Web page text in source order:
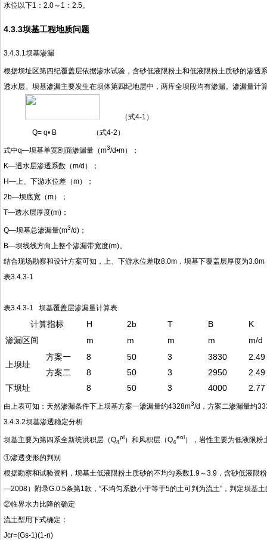
水位以下1：2.0～1：2.5。
4.3.3坝基工程地质问题
3.4.3.1坝基渗漏
根据坝址区第四纪覆盖层依据渗水试验，含砂低液限粉土和低液限粉土质砂的渗透
透水层。坝基渗漏主要发生在坝体第四纪地层中，两库全坝段均有渗漏。渗漏量计
（式4-1）
Q= q• B （式4-2）
式中q—坝基单宽剖面渗漏量（m3/d•m）；
K—透水层渗透系数（m/d）；
H—上、下游水位差（m）；
2b—坝底宽（m）；
T—透水层厚度(m)；
Q—坝基总渗漏量(m3/d)；
B—坝线线方向上整个渗漏带宽度(m)。
结合现场勘察和设计方案可知，上、下游水位差取8.0m，坝基下覆盖层厚度为
表3.4.3-1
表3.4.3-1 坝基覆盖层渗漏量计算表
计算指标 H 2b T B
K
渗漏区间
m m m m m/d
上坝址
方案一 8 50 3 3830
2.49
方案二
8 50 3 2950
2.49
下坝址
8 50 3 4000 2.77
由上表可知：天然渗漏条件下上坝基方案一渗漏量约4328m3/d，方案二渗漏量约
3.4.3.2坝基渗透稳定分析
坝基主要为第四系全新统洪积层（Q4
pl）和风积层（Q4
eol），岩性主要为低液限粉
①渗透变形的判别
根据勘察和试验资料，坝基土低液限粉土质砂的不均匀系数1.9～3.9，含砂低液
—2008）附录G.0.5条第1款，“不均匀系数小于等于5的土可判为流土”，判定坝基
②临界水力比降的确定
流土型用下式确定：
Jcr=(Gs-1)(1-n)